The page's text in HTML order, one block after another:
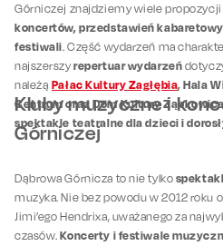
Górniczej znajdziemy wiele
koncertów, przedstawień
festiwali. Część wydarzeń ma
najszerszyrepertuar wydarzeń
należą Pałac Kultury Zagłębia, Hala
Centrum oraz Dom Kultury
spektakle teatralne dla dzieci i
Kluby muzyczne i
Górniczej
Dąbrowa Górnicza to nie tylko
muzyka. Nie bez powodu w 2012 roku
Jimi’ego Hendrixa, uważanego za
czasów.Koncerty i festiwale